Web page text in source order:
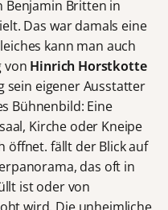
Benjamin Britten in
Das war damals eine
kann man auch
von Hinrich Horstkotte
sein eigener Ausstatter
Bühnenbild: Eine
Kirche oder Kneipe
öffnet. fällt der Blick auf
das oft in
ist oder von